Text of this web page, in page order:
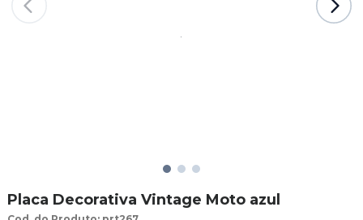
Placa Decorativa Vintage Moto azul